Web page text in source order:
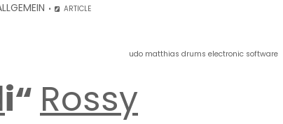
ARTICLE
udo matthias drums electronic software
i“ Rossy